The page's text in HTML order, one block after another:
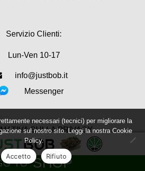
Servizio Clienti:
Lun-Ven 10-17
info@justbob.it
Messenger
SULLA PRIVACY
POLITICA COOKIE
Generali di Vendita
TO SHOP
necessari (tecnici) per migliorare la
sul nostro sito. Leggi la nostra Cookie
Policy.
Accetto Rifiuto